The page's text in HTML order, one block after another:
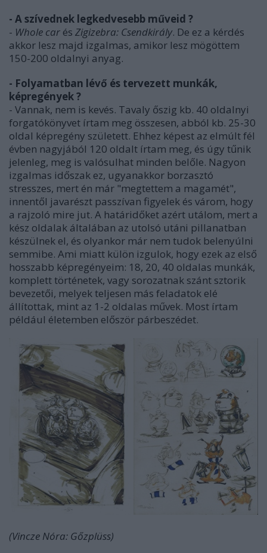
- A szívednek legkedvesebb műveid ?
- Whole car és Zigizebra: Csendkirály. De ez a kérdés
akkor lesz majd izgalmas, amikor lesz mögöttem
150-200 oldalnyi anyag.
- Folyamatban lévő és tervezett munkák,
képregények ?
- Vannak, nem is kevés. Tavaly őszig kb. 40 oldalnyi
forgatókönyvet írtam meg összesen, abból kb. 25-30
oldal képregény született. Ehhez képest az elmúlt fél
évben nagyjából 120 oldalt írtam meg, és úgy tűnik
jelenleg, meg is valósulhat minden belőle. Nagyon
izgalmas időszak ez, ugyanakkor borzasztó
stresszes, mert én már "megtettem a magamét",
innentől javarészt passzívan figyelek és várom, hogy
a rajzoló mire jut. A határidőket azért utálom, mert a
kész oldalak általában az utolsó utáni pillanatban
készülnek el, és olyankor már nem tudok belenyúlni
semmibe. Ami miatt külön izgulok, hogy ezek az első
hosszabb képregényeim: 18, 20, 40 oldalas munkák,
komplett történetek, vagy sorozatnak szánt sztorik
bevezetői, melyek teljesen más feladatok elé
állítottak, mint az 1-2 oldalas művek. Most írtam
például életemben először párbeszédet.
(Vincze Nóra: Gőzplüss)